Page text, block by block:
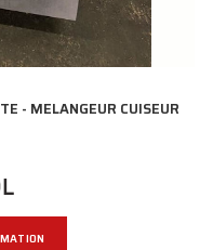
- MELANGEUR CUISEUR